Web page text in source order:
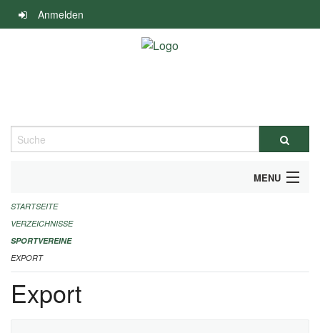
Navigation
überspringen
Anmelden
Suche
MENU
ALLGEMEINE INFORMATIONEN
FINANZIELLE UNTERSTÜTZUNG BENÖTIGT?
KONTAKT
STARTSEITE
VERZEICHNISSE
SPORTVEREINE
EXPORT
Export